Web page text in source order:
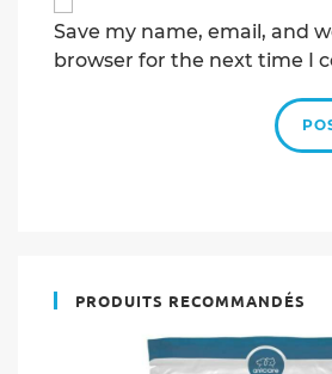
to
comment
Save my name, email, and
browser for the next time I
PRODUITS RECOMMANDÉS